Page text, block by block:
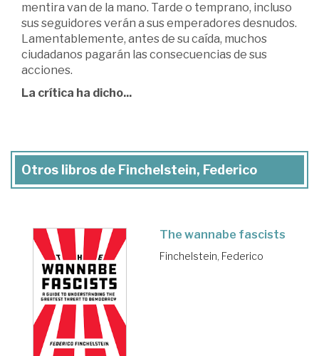
mentira van de la mano. Tarde o temprano, incluso
sus seguidores verán a sus emperadores desnudos.
Lamentablemente, antes de su caída, muchos
ciudadanos pagarán las consecuencias de sus
acciones.
La crítica ha dicho...
Otros libros de Finchelstein, Federico
The wannabe fascists
Finchelstein, Federico